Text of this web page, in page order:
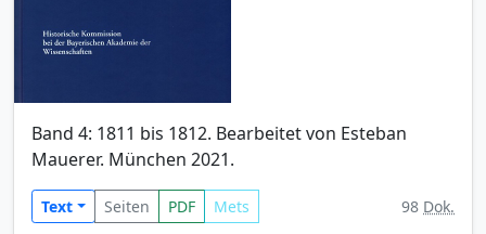
Band 4: 1811 bis 1812. Bearbeitet von Esteban
Mauerer. München 2021.
Text Seiten PDF Mets 98 Dok.